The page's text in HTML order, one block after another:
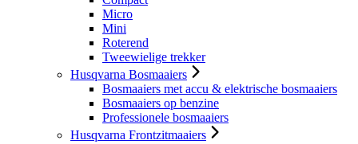
Micro
Mini
Roterend
Tweewielige trekker
Husqvarna Bosmaaiers
Bosmaaiers met accu & elektrische bosmaaiers
Bosmaaiers op benzine
Professionele bosmaaiers
Husqvarna Frontzitmaaiers